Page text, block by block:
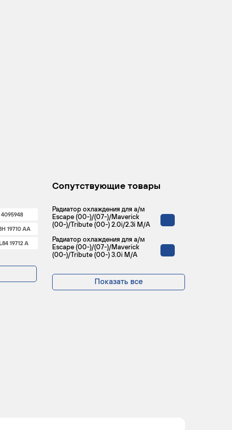
4095948
19710 AA
19712 A
Сопутствующие товары
Радиатор охлаждения для а/м
Escape (00-)/(07-)/Maverick
(00-)/Tribute (00-) 2.0i/2.3i M/A
Радиатор охлаждения для а/м
Escape (00-)/(07-)/Maverick
(00-)/Tribute (00-) 3.0i M/A
Показать все